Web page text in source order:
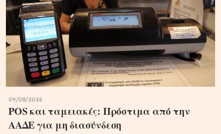
09/08/2026
POS και ταμειακές: Πρόστιμα από την
ΑΑΔΕ για μη διασύνδεση